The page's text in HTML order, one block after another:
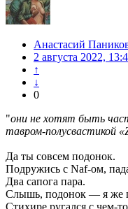
Анастасий
2 августа 2022,
↑
↓
0
"они не хотят быть
тавром-полусвастикой
Да ты совсем подонок.
Подружись с Naf-ом,
Два сапога пара.
Слышь, подонок — я же